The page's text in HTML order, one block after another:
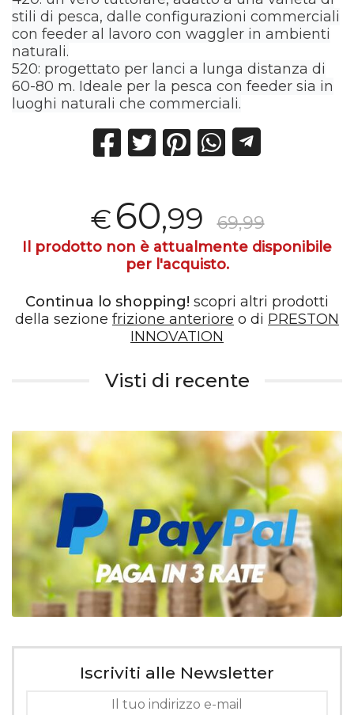
stili di pesca, dalle configurazioni commerciali
con feeder al lavoro con waggler in ambienti
naturali.
520: progettato per lanci a lunga distanza di
60-80 m. Ideale per la pesca con feeder sia in
luoghi naturali che commerciali.
€60,99 69,99
Il prodotto non è attualmente disponibile
per l'acquisto.
Continua lo shopping! scopri altri prodotti
della sezione frizione anteriore o di PRESTON
INNOVATION
Visti di recente
Iscriviti alle Newsletter